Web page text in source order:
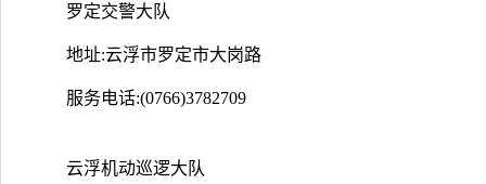
罗定交警大队
地址:云浮市罗定市大岗路
服务电话:(0766)3782709
云浮机动巡逻大队